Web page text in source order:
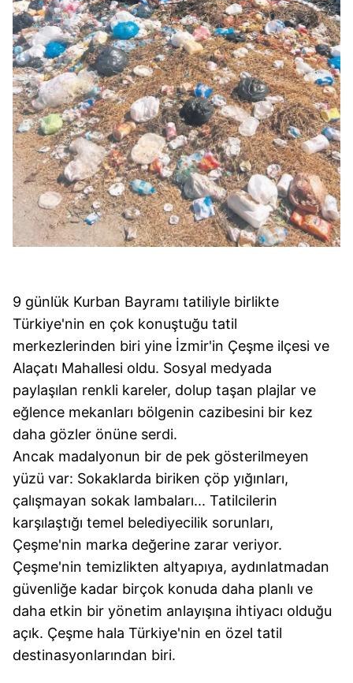
9 günlük Kurban Bayramı tatiliyle birlikte
Türkiye'nin en çok konuştuğu tatil
merkezlerinden biri yine İzmir'in Çeşme ilçesi ve
Alaçatı Mahallesi oldu. Sosyal medyada
paylaşılan renkli kareler, dolup taşan plajlar ve
eğlence mekanları bölgenin cazibesini bir kez
daha gözler önüne serdi.
Ancak madalyonun bir de pek gösterilmeyen
yüzü var: Sokaklarda biriken çöp yığınları,
çalışmayan sokak lambaları... Tatilcilerin
karşılaştığı temel belediyecilik sorunları,
Çeşme'nin marka değerine zarar veriyor.
Çeşme'nin temizlikten altyapıya, aydınlatmadan
güvenliğe kadar birçok konuda daha planlı ve
daha etkin bir yönetim anlayışına ihtiyacı olduğu
açık. Çeşme hala Türkiye'nin en özel tatil
destinasyonlarından biri.